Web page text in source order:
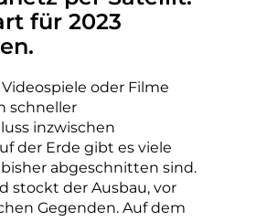
für 2023
oder Filme
schneller
inzwischen
der Erde gibt es viele
abgeschnitten sind.
stockt der Ausbau, vor
Gegenden. Auf dem